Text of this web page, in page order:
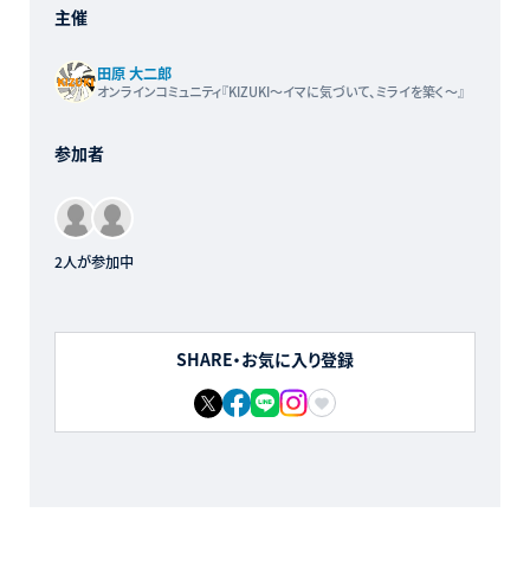
主催
田原 大二郎
オンラインコミュニティ『KIZUKI〜イマに気づいて、ミライを築く〜』
参加者
2人が参加中
SHARE・お気に入り登録